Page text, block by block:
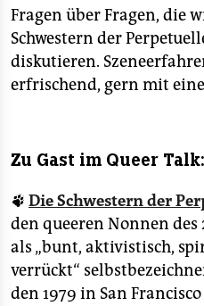
Fragen über Fragen, die
Schwestern der
diskutieren.
erfrischend, gern mit
Zu Gast im Queer Talk:
🐾 Die Schwestern der
den queeren Nonnen des
als „bunt, aktivistisch,
verrückt“
den 1979 in San